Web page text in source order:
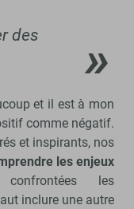
des
et il est à mon
comme négatif.
et inspirants, nos
les enjeux
les
inclure une autre